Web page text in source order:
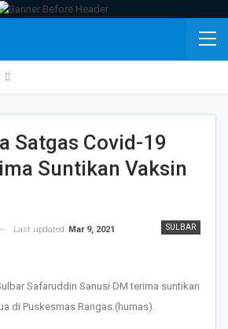
Satgas Covid-19
Suntikan Vaksin
SULBAR
Last updated Mar 9, 2021
Safaruddin Sanusi DM terima suntikan
di Puskesmas Rangas.(humas).